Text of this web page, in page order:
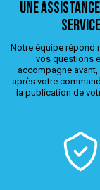
Une
service
Notre équipe répond
vos questions
accompagne
après votre
la publication de